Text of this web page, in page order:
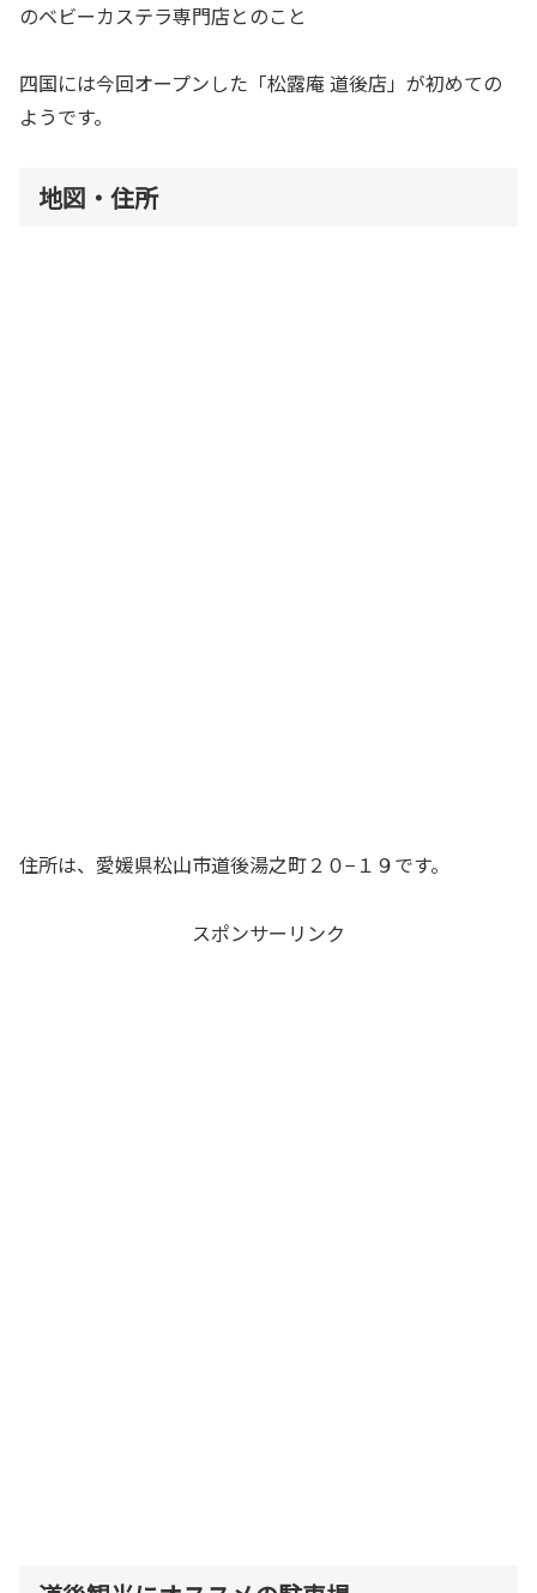
のベビーカステラ専門店とのこと
四国には今回オープンした「松露庵 道後店」が初めての
ようです。
地図・住所
住所は、愛媛県松山市道後湯之町２０−１９です。
スポンサーリンク